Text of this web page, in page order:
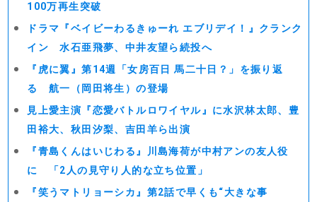
100万再生突破
ドラマ『ベイビーわるきゅーれ エブリデイ！』クランク
イン 水石亜飛夢、中井友望ら続投へ
『虎に翼』第14週「女房百日 馬二十日？」を振り返
る 航一（岡田将生）の登場
見上愛主演『恋愛バトルロワイヤル』に水沢林太郎、豊
田裕大、秋田汐梨、吉田羊ら出演
『青島くんはいじわる』川島海荷が中村アンの友人役
に 「2人の見守り人的な立ち位置」
『笑うマトリョーシカ』第2話で早くも“大きな事